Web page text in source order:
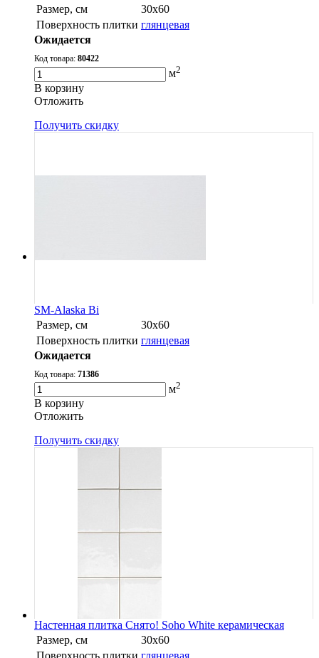
Размер, см
30х60
Поверхность плитки глянцевая
Ожидается
Код товара: 80422
м2
В корзину
Oтложить
Получить скидку
SM-Alaska Bi
Размер, см
30х60
Поверхность плитки глянцевая
Ожидается
Код товара: 71386
м2
В корзину
Oтложить
Получить скидку
Настенная плитка Снято! Soho White керамическая
Размер, см
30х60